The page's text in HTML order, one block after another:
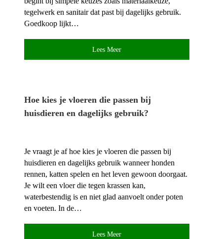
tegelwerk en sanitair dat past bij dagelijks gebruik.​
Goedkoop lijkt…
Lees Meer
Hoe kies je vloeren die passen bij
huisdieren en dagelijks gebruik?
Je vraagt je af hoe kies je vloeren die passen bij
huisdieren en dagelijks gebruik wanneer honden
rennen, katten spelen en het leven gewoon doorgaat.​
Je wilt een vloer die tegen krassen kan,
waterbestendig is en niet glad aanvoelt onder poten
en voeten.​ In de…
Lees Meer